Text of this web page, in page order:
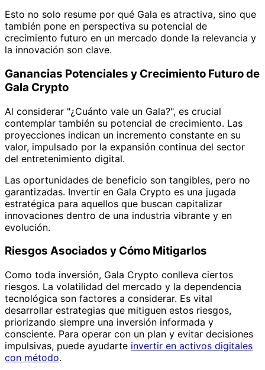
Esto no solo resume por qué Gala es atractiva, sino que
también pone en perspectiva su potencial de
crecimiento futuro en un mercado donde la relevancia y
la innovación son clave.
Ganancias Potenciales y Crecimiento Futuro de
Gala Crypto
Al considerar "¿Cuánto vale un Gala?", es crucial
contemplar también su potencial de crecimiento. Las
proyecciones indican un incremento constante en su
valor, impulsado por la expansión continua del sector
del entretenimiento digital.
Las oportunidades de beneficio son tangibles, pero no
garantizadas. Invertir en Gala Crypto es una jugada
estratégica para aquellos que buscan capitalizar
innovaciones dentro de una industria vibrante y en
evolución.
Riesgos Asociados y Cómo Mitigarlos
Como toda inversión, Gala Crypto conlleva ciertos
riesgos. La volatilidad del mercado y la dependencia
tecnológica son factores a considerar. Es vital
desarrollar estrategias que mitiguen estos riesgos,
priorizando siempre una inversión informada y
consciente. Para operar con un plan y evitar decisiones
impulsivas, puede ayudarte invertir en activos digitales
con método.